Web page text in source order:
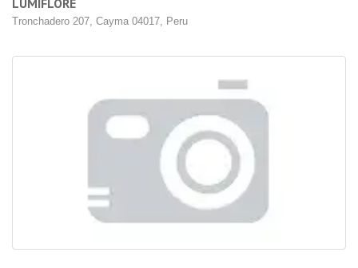
LUMIFLORE
Tronchadero 207, Cayma 04017, Peru